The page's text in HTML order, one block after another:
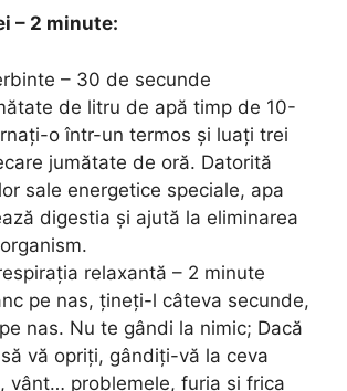
– 2 minute:
– 30 de secunde
de litru de apă timp de 10-
o într-un termos și luați trei
jumătate de oră. Datorită
sale energetice speciale, apa
digestia și ajută la eliminarea
relaxantă – 2 minute
pe nas, țineți-l câteva secunde,
nas. Nu te gândi la nimic; Dacă
vă opriți, gândiți-vă la ceva
vânt… problemele, furia și frica